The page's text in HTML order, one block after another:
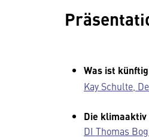
Was ist
Kay Schulte,
Die
DI Thomas